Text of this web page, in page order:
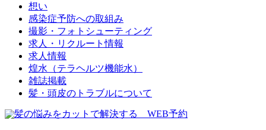
想い
感染症予防への取組み
撮影・フォトシューティング
求人・リクルート情報
求人情報
煌水（テラヘルツ機能水）
雑誌掲載
髪・頭皮のトラブルについて